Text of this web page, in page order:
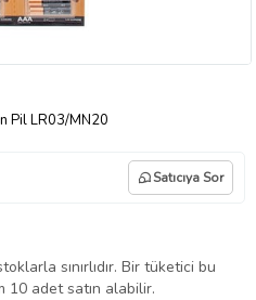
Pil LR03/MN20
Satıcıya Sor
sınırlıdır. Bir tüketici bu
10 adet satın alabilir.